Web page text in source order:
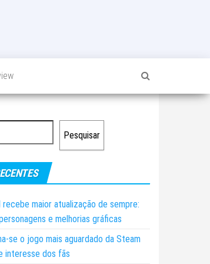
Pesquisar
maior atualização de sempre:
e melhorias gráficas
se o jogo mais aguardado da Steam
interesse dos fãs